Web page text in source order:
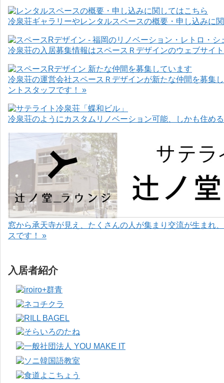
冷泉荘ギャラリーやレンタルスペースの概要・申し込みに
冷泉荘の入居募集情報はスペースＲデザインのウェブサイ
冷泉荘の運営会社スペースＲデザインが新たな仲間を募集
ントスタッフです！ »
冷泉荘のようにカスタムリノベーション可能、しかも住め
窓から承天寺が見え、たくさんの人が集まり交流が生まれ
スです！ »
入居者紹介